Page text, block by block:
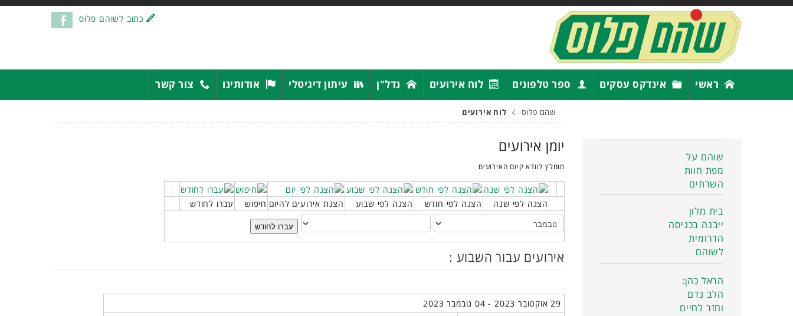
כתוב לשוהם פלוס
ראשי אינדקס עסקים ספר טלפונים לוח אירועים נדל"ן עיתון דיגיטלי אודותינו צור קשר
שהם פלוס לוח אירועים
יומן אירועים
מומלץ לוודא קיום האירועים
הצגה לפי שנה הצגה לפי חודש הצגה לפי שבוע הצגת אירועים להיום חיפוש
עברו לחודש
עברו לחודש
אירועים עבור השבוע :
29 אוקטובר 2023 - 04 נובמבר 2023
שוהם על
מפת חוות
השרתים
בית מלון
ייבנה בכניסה
הדרומית
לשוהם
הראל כהן:
הלב נדם
וחזר לחיים